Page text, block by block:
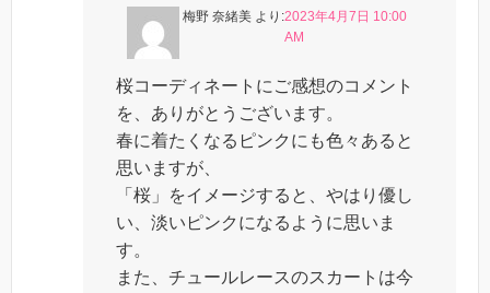
梅野 奈緒美 より:2023年4月7日 10:00
AM
桜コーディネートにご感想のコメント
を、ありがとうございます。
春に着たくなるピンクにも色々あると
思いますが、
「桜」をイメージすると、やはり優し
い、淡いピンクになるように思いま
す。
また、チュールレースのスカートは今